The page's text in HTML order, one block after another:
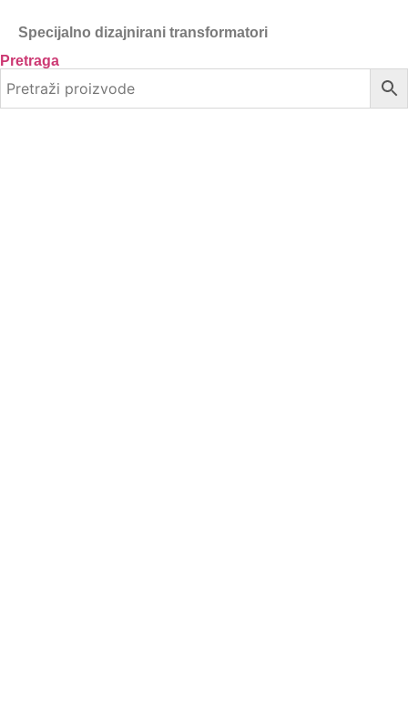
Specijalno dizajnirani transformatori
Pretraga